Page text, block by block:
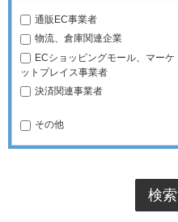
通販EC事業者
物流、倉庫関連企業
ECショッピングモール、マーケ
ットプレイス事業者
決済関連事業者
その他